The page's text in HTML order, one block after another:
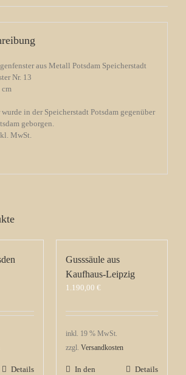
aus Metall Potsdam Speicherstadt
Nr. 13
in der Speicherstadt Potsdam gegenüber
geborgen.
MwSt.
Details
Gusssäule aus
Kaufhaus-Leipzig
1.190,00 €
inkl. 19 % MwSt.
zzgl. Versandkosten
In den
Details